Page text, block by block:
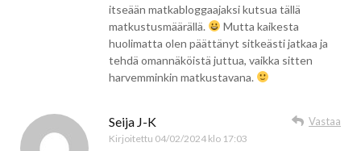
itseään matkabloggaajaksi kutsua tällä
matkustusmäärällä.
Mutta kaikesta
huolimatta olen päättänyt sitkeästi jatkaa ja
tehdä omannäköistä juttua, vaikka sitten
harvemminkin matkustavana.
Seija J-K
Kirjoitettu 04/02/2024 klo 17:03
Vastaa